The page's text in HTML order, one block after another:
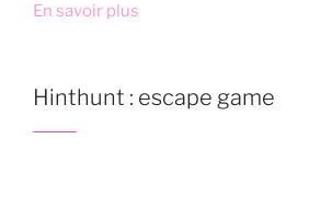
En savoir plus
Hinthunt : escape game